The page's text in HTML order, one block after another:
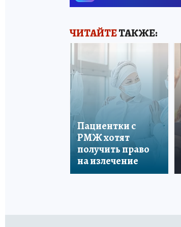
ЧИТАЙТЕТАКЖЕ:
Пациентки с
РМЖ хотят
получить право
на излечение